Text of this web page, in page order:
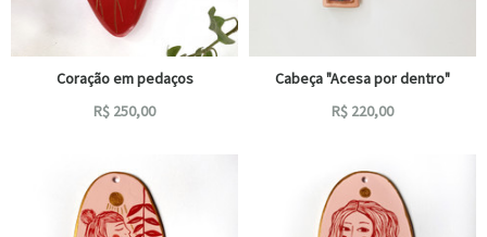
Coração em pedaços
R$ 250,00
Cabeça "Acesa por dentro"
R$ 220,00